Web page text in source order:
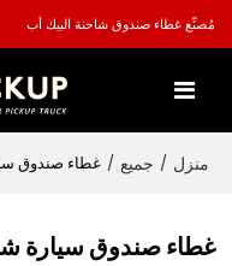
مُصنِّع غطاء صندوق شاحنة البيك أب
منزل / جميع / غطاء صندوق
غطاء صندوق سيارة